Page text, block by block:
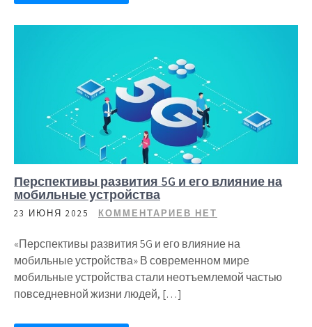
Перспективы развития 5G и его влияние на
мобильные устройства
23 ИЮНЯ 2025 КОММЕНТАРИЕВ НЕТ
«Перспективы развития 5G и его влияние на
мобильные устройства» В современном мире
мобильные устройства стали неотъемлемой частью
повседневной жизни людей, […]